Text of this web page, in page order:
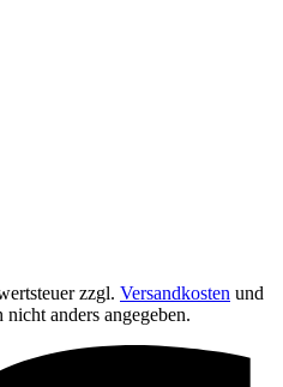
zzgl. Versandkosten und
anders angegeben.